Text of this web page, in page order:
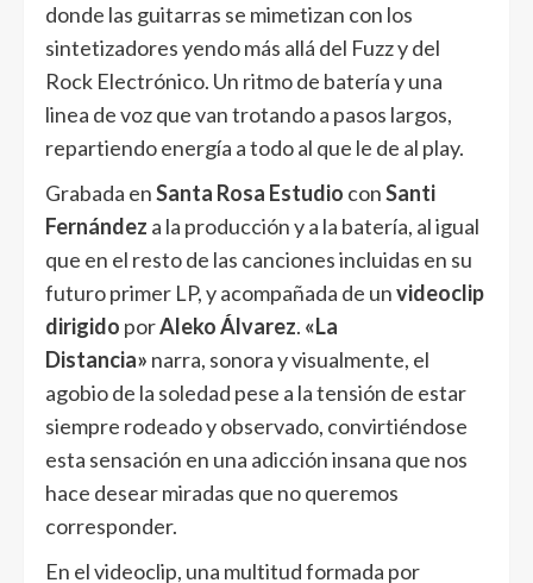
donde las guitarras se mimetizan con los
sintetizadores yendo más allá del Fuzz y del
Rock Electrónico. Un ritmo de batería y una
linea de voz que van trotando a pasos largos,
repartiendo energía a todo al que le de al play.
Grabada enSanta Rosa Estudio conSanti
Fernández a la producción y a la batería, al igual
que en el resto de las canciones incluidas en su
futuro primer LP, y acompañada de unvideoclip
dirigido porAleko Álvarez. «La
Distancia» narra, sonora y visualmente, el
agobio de la soledad pese a la tensión de estar
siempre rodeado y observado, convirtiéndose
esta sensación en una adicción insana que nos
hace desear miradas que no queremos
corresponder.
En el videoclip, una multitud formada por